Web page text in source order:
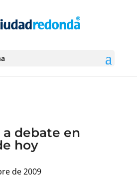
a debate en
hoy
de 2009